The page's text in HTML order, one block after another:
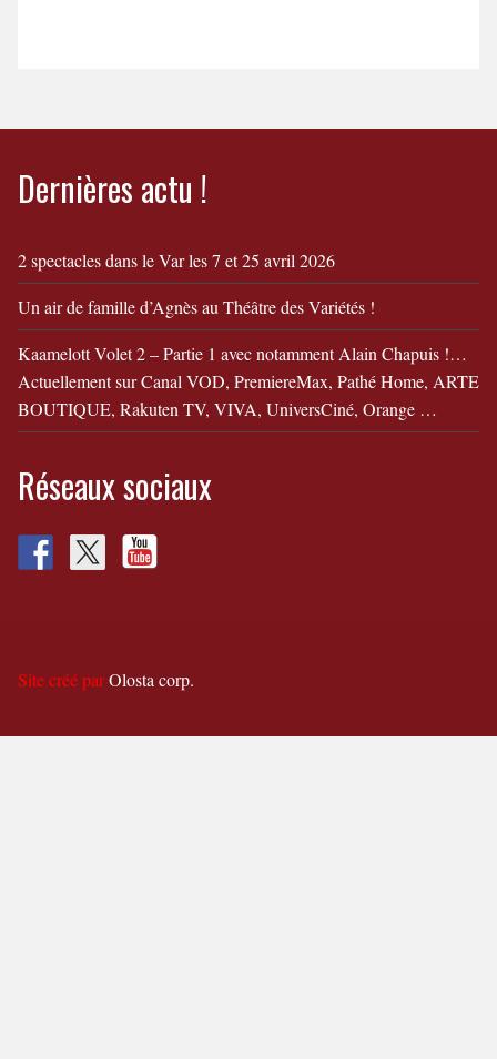
Dernières actu !
2 spectacles dans le Var les 7 et 25 avril 2026
Un air de famille d’Agnès au Théâtre des Variétés !
Kaamelott Volet 2 – Partie 1 avec notamment Alain Chapuis !…
Actuellement sur Canal VOD, PremiereMax, Pathé Home, ARTE
BOUTIQUE, Rakuten TV, VIVA, UniversCiné, Orange …
Réseaux sociaux
Site créé parOlosta corp.